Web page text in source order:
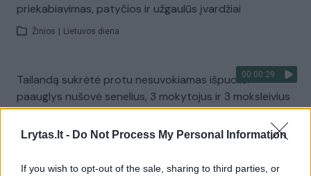
Lrytas.lt - Do Not Process My Personal Information
If you wish to opt-out of the sale, sharing to third parties, or
priekabiavimas, patyčios ir užgaulūs įvardžiai
Žinios Lietuvos diena
00:00:29
Tailandą sukrėtė protu nesuvokiamas išpuolis:
paauglys nušovė senelius, 3 mokytojus ir 3 moksleivius
Aukštaitijos pučiamųjų orkestras Nyderlanduose